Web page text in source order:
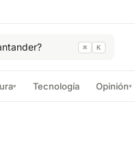
⌘ K
▾ Tecnología Opinión▾